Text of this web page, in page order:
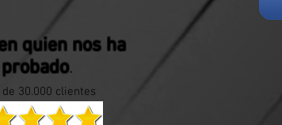
quien nos ha
probado.
de 30.000 clientes